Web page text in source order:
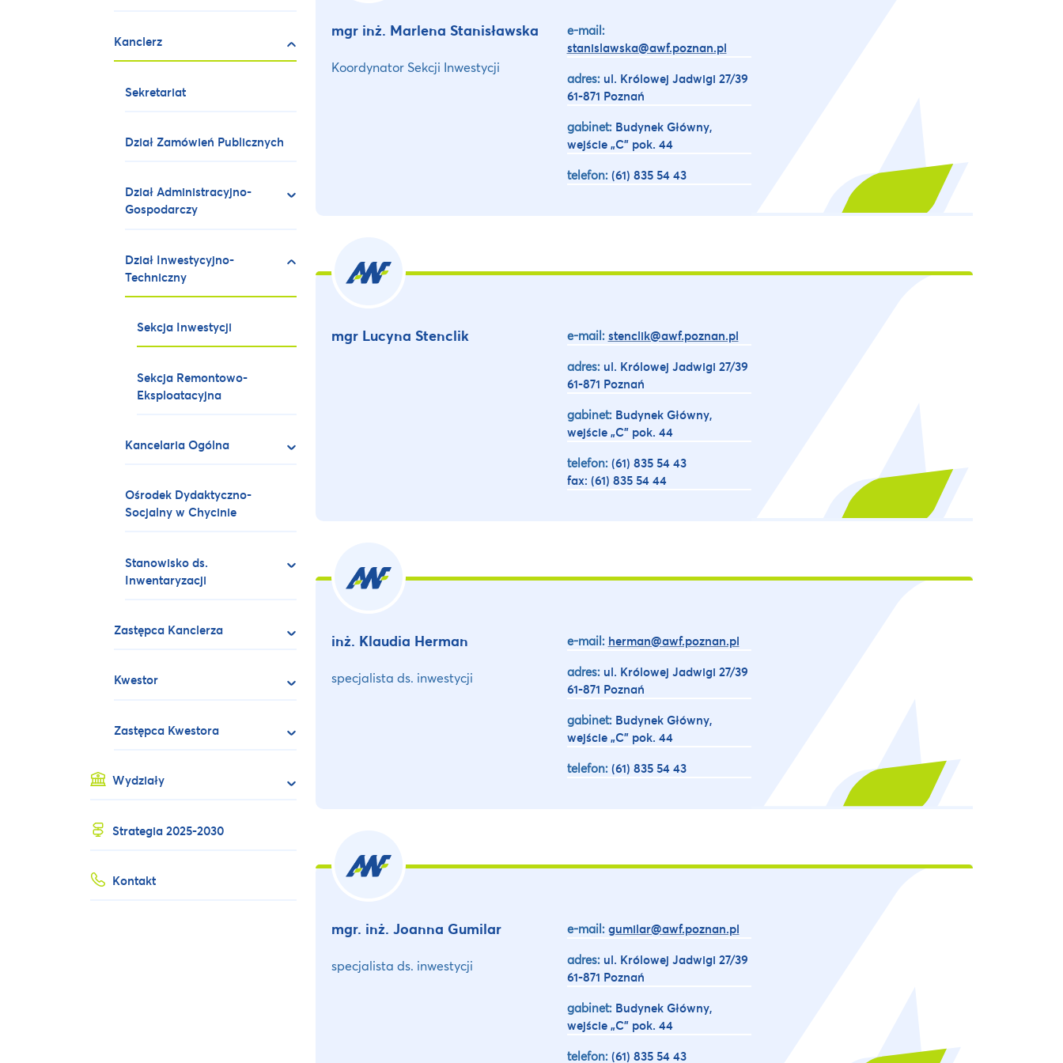
Kanclerz
Sekretariat
Dział Zamówień Publicznych
Dział Administracyjno-
Gospodarczy
Dział Inwestycyjno-
Techniczny
Sekcja Inwestycji
Sekcja Remontowo-
Eksploatacyjna
Kancelaria Ogólna
Ośrodek Dydaktyczno-
Socjalny w Chycinie
Stanowisko ds.
Inwentaryzacji
Zastępca Kanclerza
Kwestor
Zastępca Kwestora
Wydziały
Strategia 2025-2030
Kontakt
mgr inż. Marlena Stanisławska
Koordynator Sekcji Inwestycji
e-mail:
stanislawska@awf.poznan.pl
adres: ul. Królowej Jadwigi 27/39
61-871 Poznań
gabinet: Budynek Główny,
wejście „C” pok. 44
telefon: (61) 835 54 43
mgr Lucyna Stenclik e-mail: stenclik@awf.poznan.pl
adres: ul. Królowej Jadwigi 27/39
61-871 Poznań
gabinet: Budynek Główny,
wejście „C” pok. 44
telefon: (61) 835 54 43
fax: (61) 835 54 44
inż. Klaudia Herman
specjalista ds. inwestycji
e-mail: herman@awf.poznan.pl
adres: ul. Królowej Jadwigi 27/39
61-871 Poznań
gabinet: Budynek Główny,
wejście „C” pok. 44
telefon: (61) 835 54 43
mgr. inż. Joanna Gumilar
specjalista ds. inwestycji
e-mail: gumilar@awf.poznan.pl
adres: ul. Królowej Jadwigi 27/39
61-871 Poznań
gabinet: Budynek Główny,
wejście „C” pok. 44
telefon: (61) 835 54 43